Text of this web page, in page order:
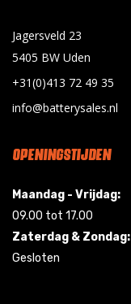
Jagersveld 23
5405 BW Uden
+31(0)413 72 49 35
info@batterysales.nl
OPENINGSTIJDEN
Maandag - Vrijdag:
09.00 tot 17.00
Zaterdag & Zondag:
Gesloten